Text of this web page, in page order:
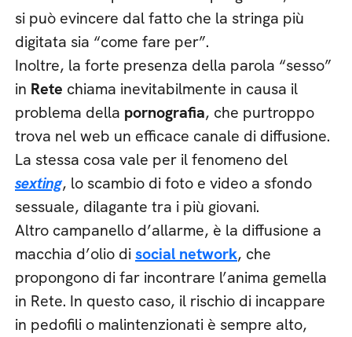
si può evincere dal fatto che la stringa più
digitata sia “come fare per”.
Inoltre, la forte presenza della parola “sesso”
in Rete chiama inevitabilmente in causa il
problema della pornografia, che purtroppo
trova nel web un efficace canale di diffusione.
La stessa cosa vale per il fenomeno del
sexting, lo scambio di foto e video a sfondo
sessuale, dilagante tra i più giovani.
Altro campanello d’allarme, è la diffusione a
macchia d’olio disocial network, che
propongono di far incontrare l’anima gemella
in Rete. In questo caso, il rischio di incappare
in pedofili o malintenzionati è sempre alto,